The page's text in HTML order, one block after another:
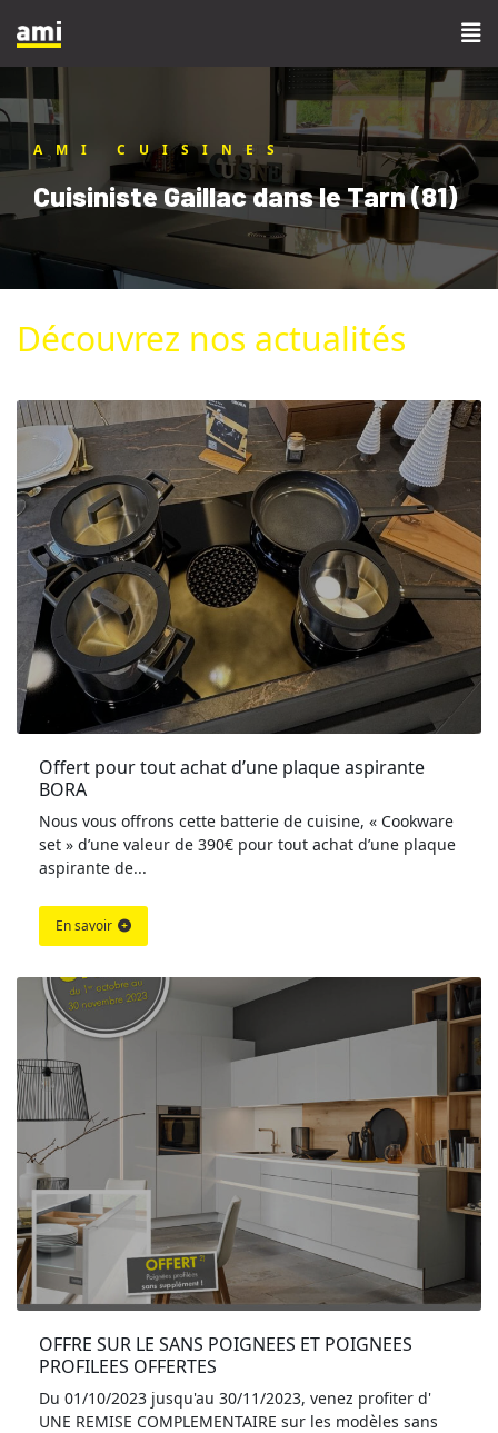
AMI CUISINES
Cuisiniste Gaillac dans le Tarn (81)
Découvrez nos actualités
Offert pour tout achat d’une plaque aspirante
BORA
Nous vous offrons cette batterie de cuisine, « Cookware
set » d’une valeur de 390€ pour tout achat d’une plaque
aspirante de...
En savoir
OFFRE SUR LE SANS POIGNEES ET POIGNEES
PROFILEES OFFERTES
Du 01/10/2023 jusqu'au 30/11/2023, venez profiter d'
UNE REMISE COMPLEMENTAIRE sur les modèles sans